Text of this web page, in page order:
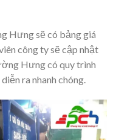
Hưng sẽ có bảng giá
công ty sẽ cập nhật
Hưng có quy trình
ra nhanh chóng.